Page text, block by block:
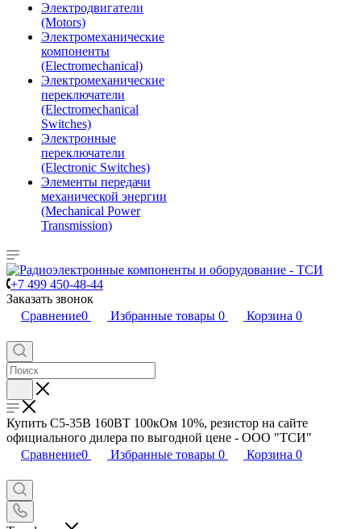
Электродвигатели
(Motors)
Электромеханические
компоненты
(Electromechanical)
Электромеханические
переключатели
(Electromechanical
Switches)
Электронные
переключатели
(Electronic Switches)
Элементы передачи
механической энергии
(Mechanical Power
Transmission)
+7 499 450-48-44
Заказать звонок
Сравнение0 Избранные товары 0 Корзина 0
Купить С5-35В 160ВТ 100кОм 10%, резистор на сайте
официального дилера по выгодной цене - ООО "ТСИ"
Сравнение0 Избранные товары 0 Корзина 0